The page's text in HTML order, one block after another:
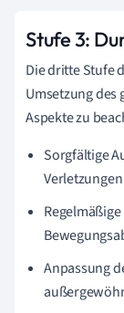
Stufe 3:
Die dritte Stufe
Umsetzung
Aspekte zu
Sorgfältige
Anpassung